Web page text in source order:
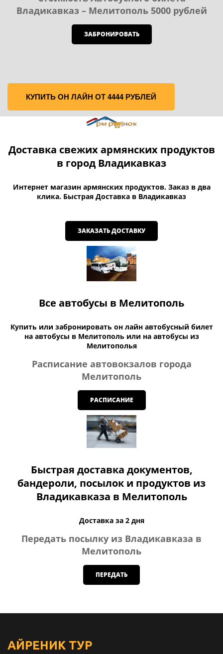
Владикавказ – Мелитополь 5000 рублей
ЗАБРОНИРОВАТЬ
КУПИТЬ ОН ЛАЙН ОТ 4444 РУБЛЕЙ
Доставка свежих армянских продуктов
в город Владикавказ
Интернет магазин армянских продуктов. Заказ в два
клика. Быстрая Доставка в Владикавказ
ЗАКАЗАТЬ ДОСТАВКУ
Все автобусы в Мелитополь
Купить или забронировать он лайн автобусный билет
на автобусы в Мелитополь или на автобусы из
Мелитополья
Расписание автовокзалов города
Мелитополь
РАСПИСАНИЕ
Быстрая доставка документов,
бандероли, посылок и продуктов из
Владикавказа в Мелитополь
Доставка за 2 дня
Передать посылку из Владикавказа в
Мелитополь
ПЕРЕДАТЬ
АЙРЕНИК ТУР